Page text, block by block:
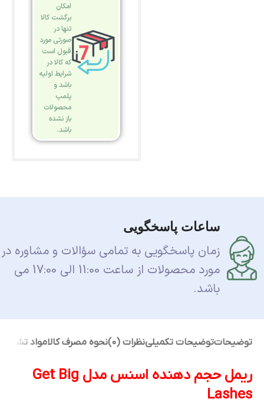
امکان
برگشت کالا
تنها در
صورتی مورد
قبول است
که کالا در
شرایط اولیه
باشد و
پلمپ
محصولات
باز نشده
باشد.
ساعات پاسخگویی
زمان پاسخگویی به تمامی سؤالات و مشاوره در
مورد محصولات از ساعت 11:00 الی 17:00 می
باشد.
توضیحاتتوضیحات تکمیلینظرات (0) نحوه مصرف کالامواد
ریمل حجم دهنده اسنس مدل Get Big
Lashes